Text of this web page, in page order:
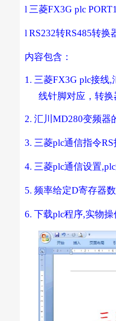
l 三菱FX3G plc
l RS232转RS485转换
内容包含：
1. 三菱FX3G plc接线,
线针脚对应，转
2. 汇川MD280变频器
3. 三菱plc通信指令RS
4. 三菱plc通信设置,plc
5. 频率给定D寄存器
6. 下载plc程序,实物